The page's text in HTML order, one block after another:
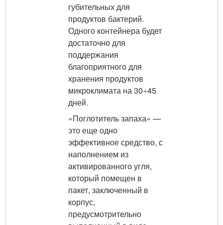
губительных для
продуктов бактерий.
Одного контейнера будет
достаточно для
поддержания
благоприятного для
хранения продуктов
микроклимата на 30÷45
дней.
«Поглотитель запаха» —
это еще одно
эффективное средство, с
наполнением из
активированного угля,
который помещен в
пакет, заключенный в
корпус,
предусмотрительно